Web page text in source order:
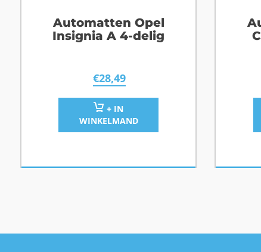
Automatten Opel
Insignia A 4-delig
€28,49
+ IN
WINKELMAND